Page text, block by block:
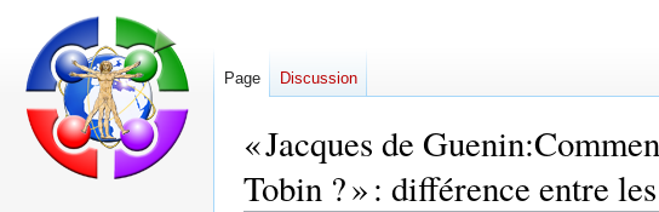
« Jacques de
Tobin ? » : différence entre
Page Discussion